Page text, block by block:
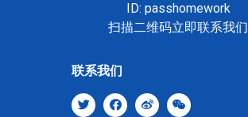
ID: passhomework
扫描二维码立即联系我们
联系我们